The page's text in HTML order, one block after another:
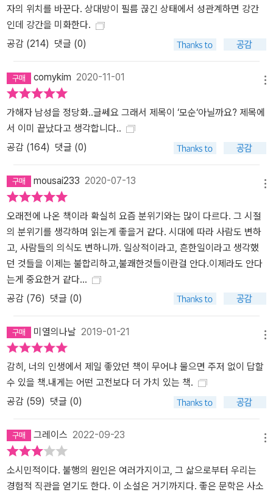
자의 위치를 바꾼다. 상대방이 필름 끊긴 상태에서 성관계하면 강간
인데 강간을 미화한다.
공감 (214) 댓글 (0)
comykim 2020-11-01
가해자 남성을 정당화..글쎄요 그래서 제목이 ‘모순‘아닐까요? 제목에
서 이미 끝났다고 생각합니다..
공감 (164) 댓글 (0)
mousai233 2020-07-13
오래전에 나온 책이라 확실히 요즘 분위기와는 많이 다르다. 그 시절
의 분위기를 생각하며 읽는게 좋을거 같다. 시대에 따라 사람도 변하
고, 사람들의 의식도 변하니까. 일상적이라고, 흔한일이라고 생각했
던 것들을 이제는 불합리하고,불쾌한것들이란걸 안다.이제라도 안다
는게 중요한거 같다...
공감 (76) 댓글 (0)
미열의나날 2019-01-21
감히, 너의 인생에서 제일 좋았던 책이 무어냐 물으면 주저 없이 답할
수 있을 책.내게는 어떤 고전보다 더 가치 있는 책.
공감 (59) 댓글 (0)
그레이스 2022-09-23
소시민적이다. 불행의 원인은 여러가지이고, 그 삶으로부터 우리는
경험적 직관을 얻기도 한다. 이 소설은 거기까지다. 좋은 문학은 사소